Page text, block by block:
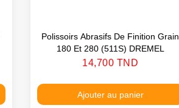
Polissoirs Abrasifs De Finition Grain
180 Et 280 (511S) DREMEL
Prix
14,700 TND
Ajouter au panier